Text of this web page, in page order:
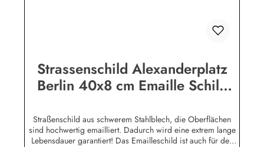
Strassenschild Alexanderplatz
Berlin 40x8 cm Emaille Schild
Straßenschild aus schwerem Stahlblech, die Oberflächen
sind hochwertig emailliert. Dadurch wird eine extrem lange
Lebensdauer garantiert! Das Emailleschild ist auch für den